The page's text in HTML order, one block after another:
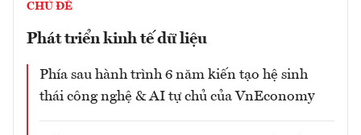
CHỦ ĐỀ
Phát triển kinh tế dữ liệu
Phía sau hành trình 6 năm kiến tạo hệ sinh
thái công nghệ & AI tự chủ của VnEconomy